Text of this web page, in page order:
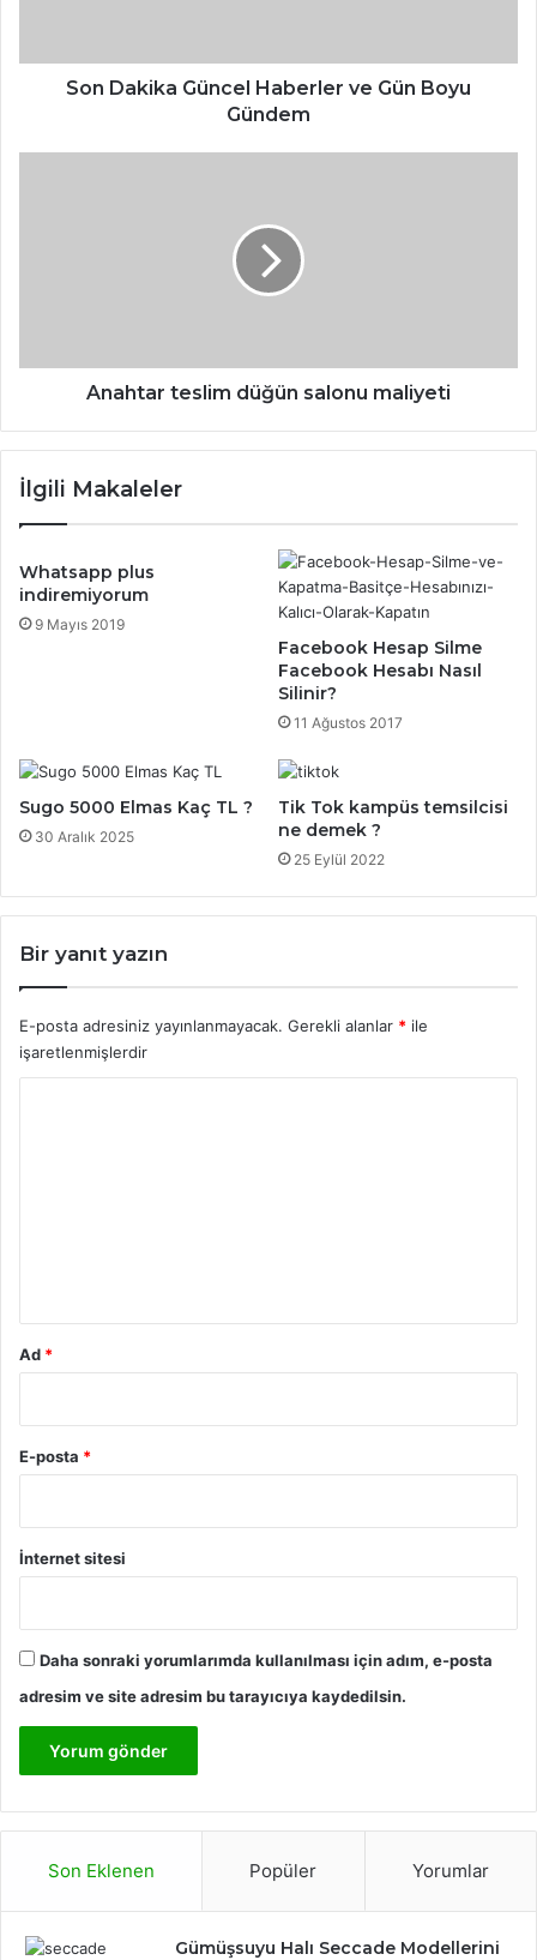
Son Dakika Güncel Haberler ve Gün Boyu
Gündem
Anahtar teslim düğün salonu maliyeti
İlgili Makaleler
Whatsapp plus
indiremiyorum
9 Mayıs 2019
Facebook Hesap Silme
Facebook Hesabı Nasıl
Silinir?
11 Ağustos 2017
Sugo 5000 Elmas Kaç TL ?
30 Aralık 2025
Tik Tok kampüs temsilcisi
ne demek ?
25 Eylül 2022
Bir yanıt yazın
E-posta adresiniz yayınlanmayacak. Gerekli alanlar * ile
işaretlenmişlerdir
Ad *
E-posta *
İnternet sitesi
Daha sonraki yorumlarımda kullanılması için adım, e-posta
adresim ve site adresim bu tarayıcıya kaydedilsin.
Son Eklenen Popüler Yorumlar
Gümüşsuyu Halı Seccade Modellerini